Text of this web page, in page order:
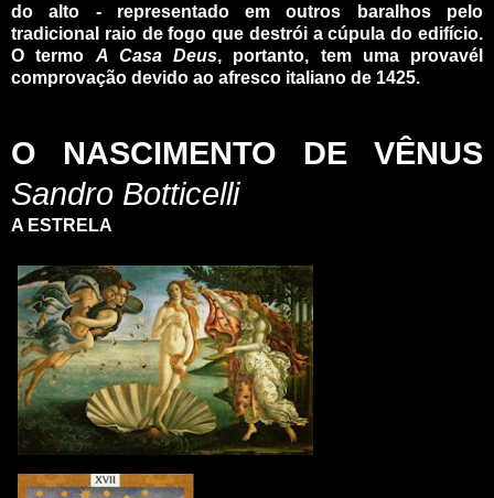
do alto - representado em outros baralhos pelo
tradicional raio de fogo que destrói a cúpula do edifício.
O termo A Casa Deus, portanto, tem uma provavél
comprovação devido ao afresco italiano de 1425.
O NASCIMENTO DE VÊNUS
Sandro Botticelli
A ESTRELA